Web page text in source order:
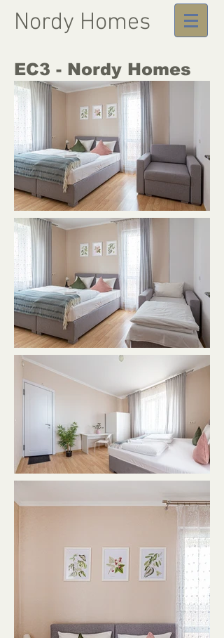
Nordy Homes
EC3 - Nordy Homes